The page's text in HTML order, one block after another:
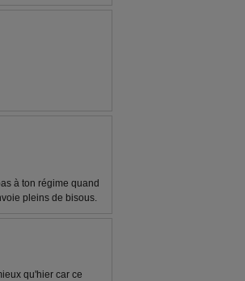
à ton régime quand
pleins de bisous.
qu'hier car ce